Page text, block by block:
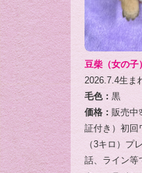
豆柴（女の子）
2026.7.4生ま
毛色： 黒
価格： 販売中
証付き）初回
（3キロ）プ
話、ライン等